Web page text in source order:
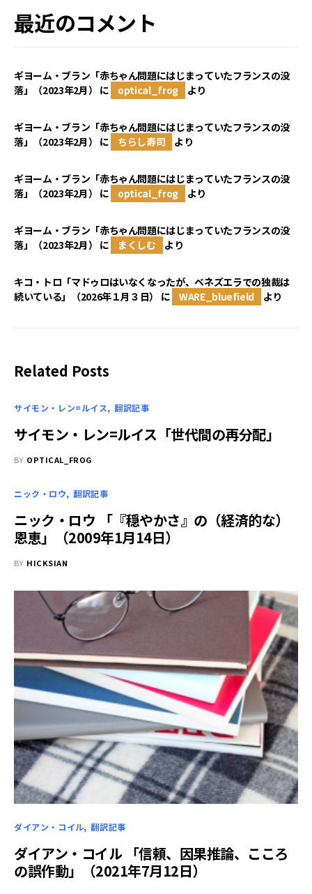
最近のコメント
ギヨーム・ブラン「赤ちゃん問題にはじまっていたフランスの没
落」（2023年2月） に optical_frog より
ギヨーム・ブラン「赤ちゃん問題にはじまっていたフランスの没
落」（2023年2月） に ちらし寿司 より
ギヨーム・ブラン「赤ちゃん問題にはじまっていたフランスの没
落」（2023年2月） に optical_frog より
ギヨーム・ブラン「赤ちゃん問題にはじまっていたフランスの没
落」（2023年2月） に まくしむ より
キコ・トロ「マドゥロはいなくなったが、ベネズエラでの独裁は
続いている」（2026年１月３日）
に WARE_bluefield より
Related Posts
サイモン・レン=ルイス 翻訳記事
サイモン・レン=ルイス「世代間の再分配」
BY OPTICAL_FROG
ニック・ロウ 翻訳記事
ニック・ロウ 「『穏やかさ』の（経済的な）
恩恵」（2009年1月14日）
BY HICKSIAN
ダイアン・コイル 翻訳記事
ダイアン・コイル 「信頼、因果推論、こころ
の誤作動」（2021年7月12日）